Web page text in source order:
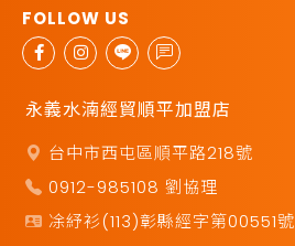
永義水湳經貿順平加盟店
台中市西屯區順平路218號
0912-985108 劉協理
凃紓衫(113)彰縣經字第00551號